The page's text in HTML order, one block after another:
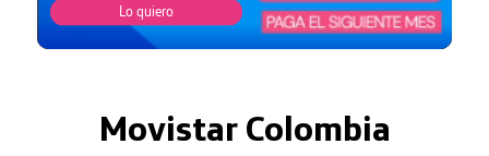
Lo quiero
Movistar Colombia